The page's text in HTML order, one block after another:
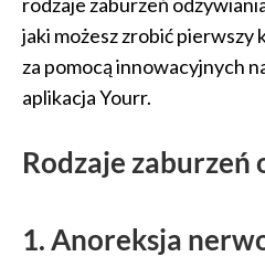
jaki możesz zrobić pierwszy
za pomocą innowacyjnych
aplikacja Yourr.
Rodzaje zaburzeń
1. Anoreksja